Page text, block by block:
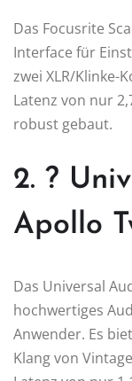
Das Focusrite
Interface für
zwei XLR/Klinke-
Latenz von nur
robust gebaut.
2. ?
Apollo
Das Universal
hochwertiges
Anwender. Es
Klang von